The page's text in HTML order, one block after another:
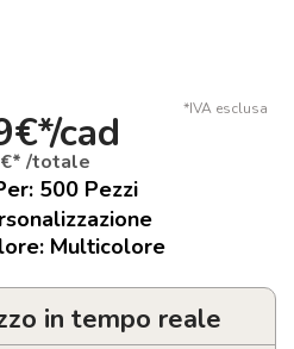
*IVA esclusa
cad
/totale
500 Pezzi
Multicolore
in tempo reale